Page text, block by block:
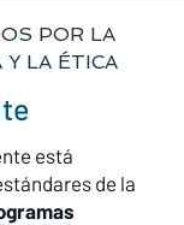
POR LA
Y LA ÉTICA
está
de la